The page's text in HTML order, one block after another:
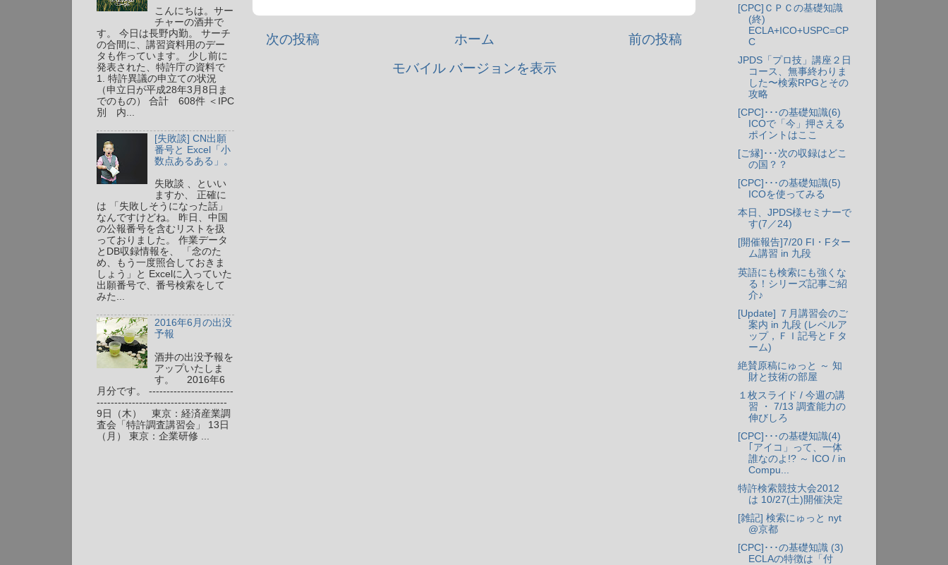
次の投稿 前の投稿
ホーム
モバイル バージョンを表示
こんにちは。サー
チャーの酒井で
す。 今日は長野内勤。 サーチ
の合間に、講習資料用のデー
タも作っています。 少し前に
発表された、特許庁の資料で
1. 特許異議の申立ての状況
（申立日が平成28年3月8日ま
でのもの） 合計 608件 ＜IPC
別 内...
[失敗談] CN出願
番号と Excel「小
数点あるある」。
失敗談 、といい
ますか、 正確に
は 「失敗しそうになった話」
なんですけどね。 昨日、中国
の公報番号を含むリストを扱
っておりました。 作業データ
とDB収録情報を、 「念のた
め、もう一度照合しておきま
しょう」と Excelに入っていた
出願番号で、番号検索をして
みた...
2016年6月の出没
予報
酒井の出没予報を
アップいたしま
す。 2016年6
月分です。 ------------------------
-------------------------------------
9日（木） 東京：経済産業調
査会「特許調査講習会」 13日
（月） 東京：企業研修 ...
[CPC]ＣＰＣの基礎知識
(終)
ECLA+ICO+USPC=CP
C
JPDS「プロ技」講座２日
コース、無事終わりま
した〜検索RPGとその
攻略
[CPC]･･･の基礎知識(6)
ICOで「今」押さえる
ポイントはここ
[ご縁]･･･次の収録はどこ
の国？？
[CPC]･･･の基礎知識(5)
ICOを使ってみる
本日、JPDS様セミナーで
す(7／24)
[開催報告]7/20 FI・Fター
ム講習 in 九段
英語にも検索にも強くな
る！シリーズ記事ご紹
介♪
[Update] ７月講習会のご
案内 in 九段 (レベルア
ップ，ＦＩ記号とＦタ
ーム)
絶賛原稿にゅっと ～ 知
財と技術の部屋
１枚スライド / 今週の講
習 ・ 7/13 調査能力の
伸びしろ
[CPC]･･･の基礎知識(4)
｢アイコ」って、一体
誰なのよ!? ～ ICO / in
Compu...
特許検索競技大会2012
は 10/27(土)開催決定
[雑記] 検索にゅっと nyt
@京都
[CPC]･･･の基礎知識 (3)
ECLAの特徴は「付